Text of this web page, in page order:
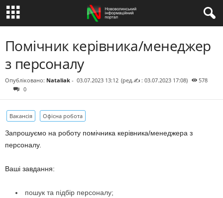
Помічник керівника/менеджер
з персоналу
Опубліковано: Nataliak - 03.07.2023 13:12 (ред.✍ : 03.07.2023 17:08)
578
0
Вакансія Офісна робота
Запрошуємо на роботу помічника керівника/менеджера з
персоналу.
Ваші завдання:
пошук та підбір персоналу;